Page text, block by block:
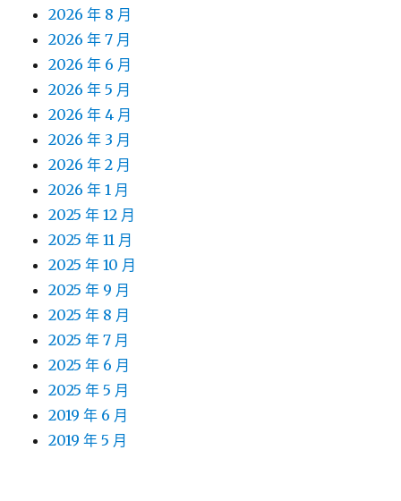
2026 年 8 月
2026 年 7 月
2026 年 6 月
2026 年 5 月
2026 年 4 月
2026 年 3 月
2026 年 2 月
2026 年 1 月
2025 年 12 月
2025 年 11 月
2025 年 10 月
2025 年 9 月
2025 年 8 月
2025 年 7 月
2025 年 6 月
2025 年 5 月
2019 年 6 月
2019 年 5 月